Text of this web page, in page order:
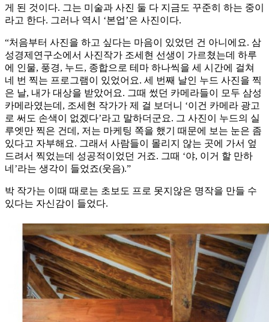
게 된 것이다. 그는 미술과 사진 둘 다 지금도 꾸준히 하는 중이
라고 한다. 그러나 역시 ‘본업’은 사진이다.
“처음부터 사진을 하고 싶다는 마음이 있었던 건 아니에요. 삼
성경제연구소에서 사진작가 조세현 선생이 가르쳤는데 하루
에 인물, 풍경, 누드, 종합으로 테마 하나씩을 세 시간에 걸쳐
네 번 찍는 프로그램이 있었어요. 세 번째 날인 누드 사진을 찍
은 날, 내가 대상을 받았어요. 그때 썼던 카메라들이 모두 삼성
카메라였는데, 조세현 작가가 제 걸 보더니 ‘이건 카메라 광고
로 써도 손색이 없겠다’라고 말하더군요. 그 사진이 누드의 실
루엣만 찍은 건데, 저는 마케팅 쪽을 했기 때문에 보는 눈은 좀
있다고 자부해요. 그래서 사람들이 몰리지 않는 곳에 가서 엎
드려서 찍었는데 성공적이었던 거죠. 그때 ‘야, 이거 할 만하
네’라는 생각이 들었죠(웃음).”
박 작가는 이때 때로는 초보도 프로 못지않은 명작을 만들 수
있다는 자신감이 들었다.